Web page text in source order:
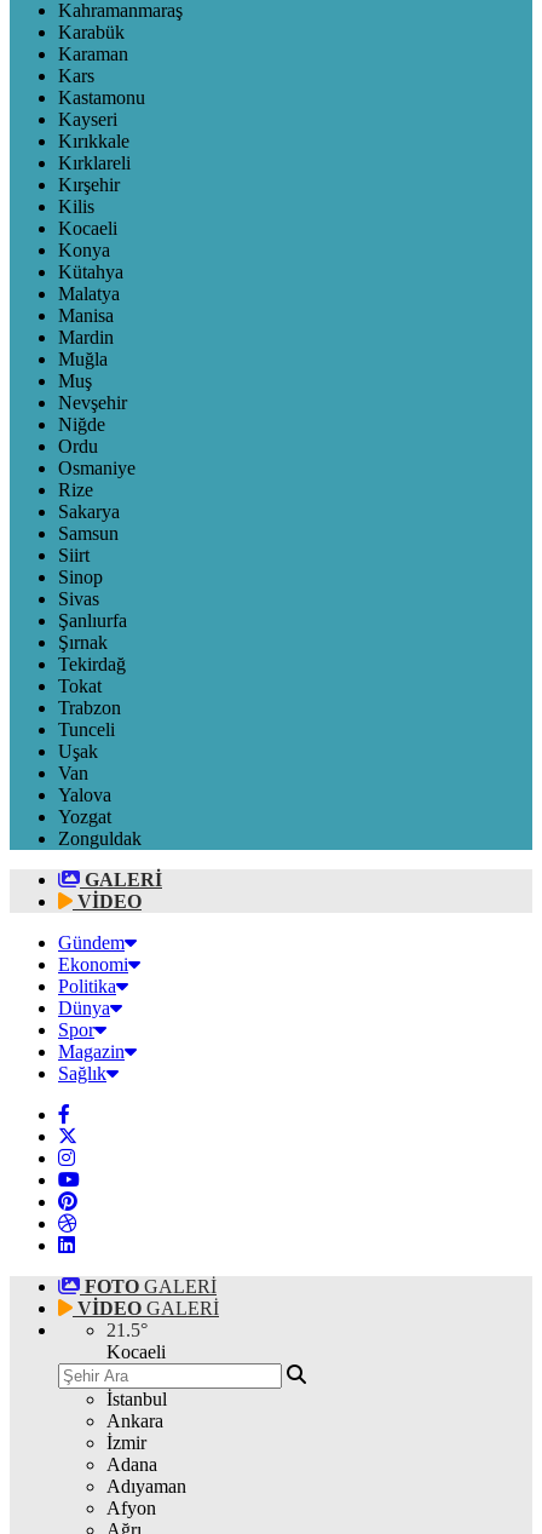
Kahramanmaraş
Karabük
Karaman
Kars
Kastamonu
Kayseri
Kırıkkale
Kırklareli
Kırşehir
Kilis
Kocaeli
Konya
Kütahya
Malatya
Manisa
Mardin
Muğla
Muş
Nevşehir
Niğde
Ordu
Osmaniye
Rize
Sakarya
Samsun
Siirt
Sinop
Sivas
Şanlıurfa
Şırnak
Tekirdağ
Tokat
Trabzon
Tunceli
Uşak
Van
Yalova
Yozgat
Zonguldak
GALERİ
VİDEO
Gündem
Ekonomi
Politika
Dünya
Spor
Magazin
Sağlık
FOTO GALERİ
VİDEO GALERİ
21.5°
Kocaeli
İstanbul
Ankara
İzmir
Adana
Adıyaman
Afyon
Ağrı